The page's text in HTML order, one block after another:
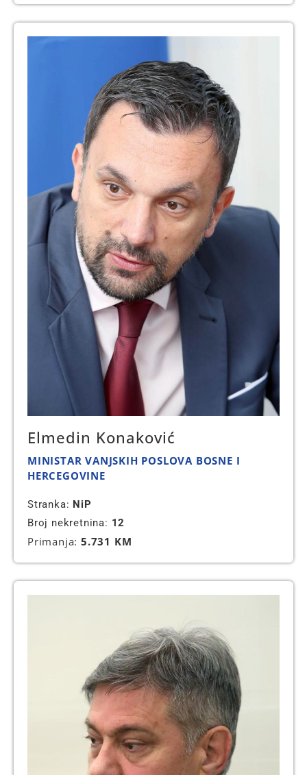
Elmedin Konaković
MINISTAR VANJSKIH POSLOVA BOSNE I
HERCEGOVINE
Stranka: NiP
Broj nekretnina: 12
Primanja: 5.731 KM